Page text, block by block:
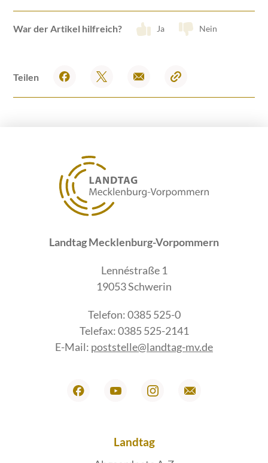
War der Artikel hilfreich? Ja Nein
Teilen
Landtag Mecklenburg-Vorpommern
Lennéstraße 1
19053 Schwerin
Telefon: 0385 525-0
Telefax: 0385 525-2141
E-Mail: poststelle@landtag-mv.de
Landtag